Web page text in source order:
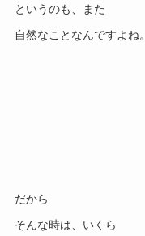
というのも、また
自然なことなんですよね。
だから
そんな時は、いくら